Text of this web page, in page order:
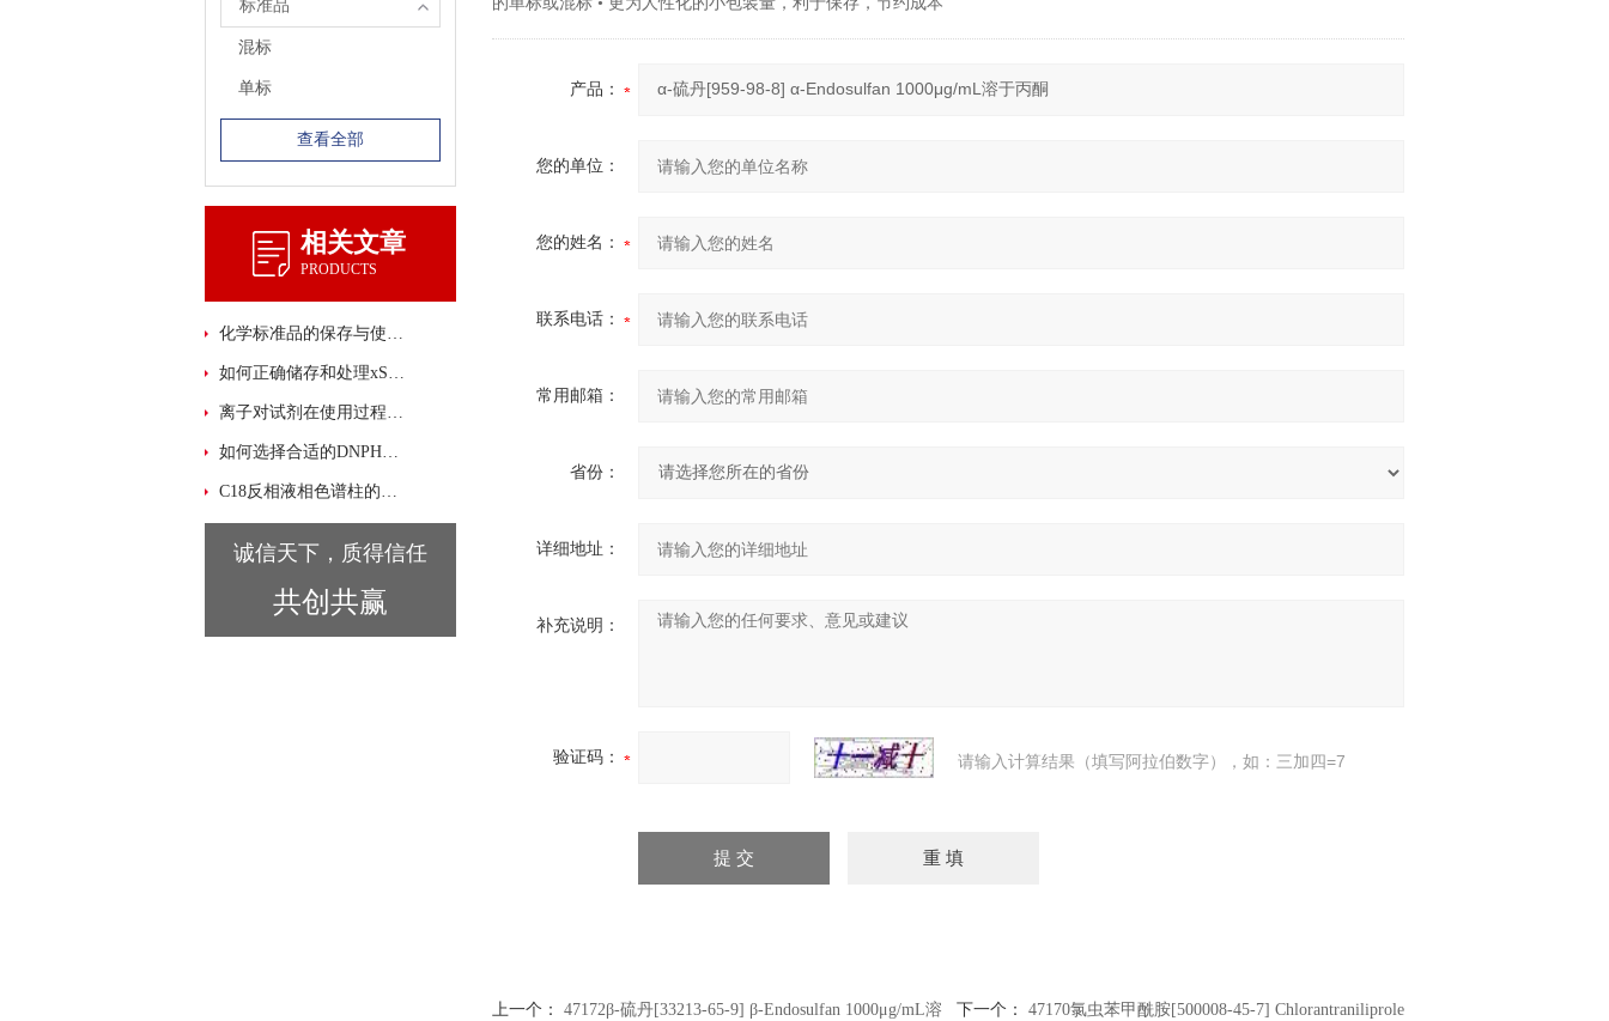
标准品
混标
单标
查看全部
相关文章
PRODUCTS
化学标准品的保存与使用注意事项
如何正确储存和处理xStandard 化学标准品？
离子对试剂在使用过程中的注意事项有哪些？
如何选择合适的DNPH管进行样品采集与分析？
C18反相液相色谱柱的维护与使用技巧说明
诚信天下，质得信任
共创共赢
产品：
您的单位：
您的姓名：
联系电话：
常用邮箱：
省份：
详细地址：
补充说明：
验证码： 请输入计算结果（填写阿拉伯数字），如：三加四=7
上一个： 47172β-硫丹[33213-65-9] β-Endosulfan 1000μg/mL溶 下一个： 47170氯虫苯甲酰胺[500008-45-7] Chlorantraniliprole